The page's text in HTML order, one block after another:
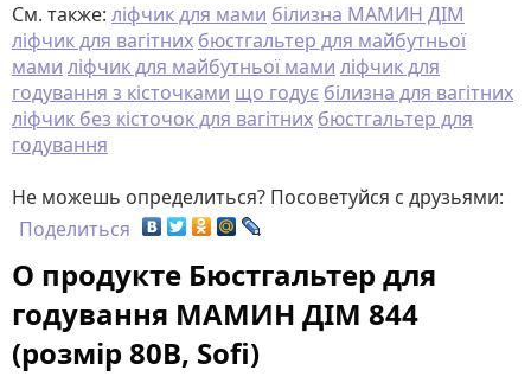
См. также: ліфчик для мами білизна МАМИН ДІМ
ліфчик для вагітних бюстгальтер для майбутньої
мами ліфчик для майбутньої мами ліфчик для
годування з кісточками що годує білизна для вагітних
ліфчик без кісточок для вагітних бюстгальтер для
годування
Не можешь определиться? Посоветуйся с друзьями:
Поделиться
О продукте Бюстгальтер для
годування МАМИН ДІМ 844
(розмір 80B, Sofi)